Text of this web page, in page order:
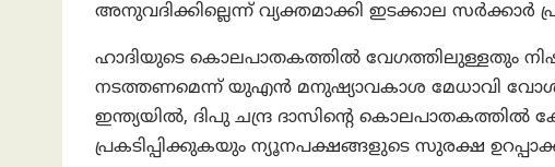
അനുവദിക്കില്ലെന്ന് വ്യക്തമാക്കി ഇടക്കാല സർക്കാർ
ഹാദിയുടെ കൊലപാതകത്തിൽ വേഗത്തിലുള്ളതും
നടത്തണമെന്ന് യുഎൻ മനുഷ്യാവകാശ മേധാവി
ഇന്ത്യയിൽ, ദിപു ചന്ദ്ര ദാസിന്റെ
പ്രകടിപ്പിക്കുകയും ന്യൂനപക്ഷങ്ങളുടെ സുരക്ഷ